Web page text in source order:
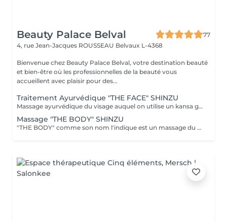
Beauty Palace Belval
77
4, rue Jean-Jacques ROUSSEAU Belvaux L-4368
Bienvenue chez Beauty Palace Belval, votre destination beauté
et bien-être où les professionnelles de la beauté vous
accueillent avec plaisir pour des...
Traitement Ayurvédique "THE FACE" SHINZU
Massage ayurvédique du visage auquel on utilise un kansa guérisseur de L'Inde. Celui-ci permet de rééquilibrer les énergies au corps, agit sur des points d'acupression pour améliorer la circulation, détendre les muscles, drainer, anti-stresse et raffermir l'ovale du visage. Résultats: *Détente *Peau lumineuse *Amélioration du tonus musculaire *Diminution des tensions faciales *Améliore les maux de tête *Anti-stress *Draine
Massage "THE BODY" SHINZU
"THE BODY" comme son nom l'indique est un massage du corps complet. (Cuir chevelu compris) Pratiqué à l'aide de KANSAS rugueux (métal guérisseur de l'inde) Voici ce que ce massage vous apportera: *Une meilleur oxygénation et circulation du sang *Il réactivera vos capacités, concentration et clarté mentale *Il améliorera vos défenses immunitaires *Il détoxifiera votre corps (drainage) *Il aidera à la régulation du sommeil *Il soulagera les tensions de la vie quotidienne *Il rééquilibrera vos énergies